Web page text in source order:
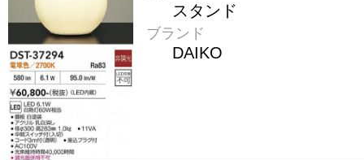
スタンド
ブランド
DAIKO